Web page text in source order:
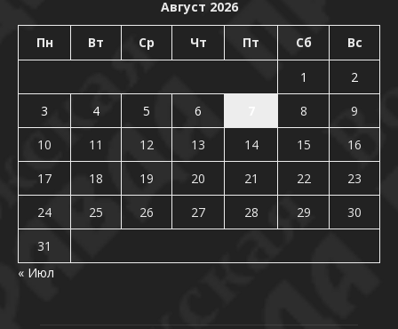
Август 2026
Пн Вт Ср Чт Пт Сб Вс
1
2
3
4 5 6 8
9
10
11 12 13 14 15
16
17
18 19 20 21 22
23
24
25 26 27 28 29
30
31
« Июл